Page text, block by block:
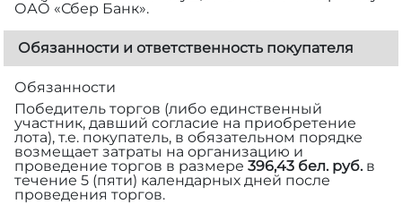
ОАО «Сбер Банк».
Обязанности и ответственность покупателя
Обязанности
Победитель торгов (либо единственный
участник, давший согласие на приобретение
лота), т.е. покупатель, в обязательном порядке
возмещает затраты на организацию и
проведение торгов в размере 396,43 бел. руб.в
течение 5 (пяти) календарных дней после
проведения торгов.